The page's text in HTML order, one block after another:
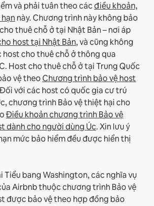
và phải tuân theo cácđiều khoản,
này.Chương trình này không bảo
thuê chỗ ở tại Nhật Bản – nơi áp
host tại Nhật Bản, và cũng không
host cho thuê chỗ ở thông qua
Host cho thuê chỗ ở tại Trung Quốc
vệ theoChương trình bảo vệ host
Đối với các host có quốc gia cư trú
chương trình Bảo vệ thiệt hại cho
Điều khoản chương trình Bảo vệ
dành cho người dùng Úc. Xin lưu ý
mức bảo hiểm đều được hiển thị
Tiểu bang Washington, các nghĩa vụ
Airbnb thuộc chương trình Bảo vệ
được bảo vệ theo hợp đồng bảo